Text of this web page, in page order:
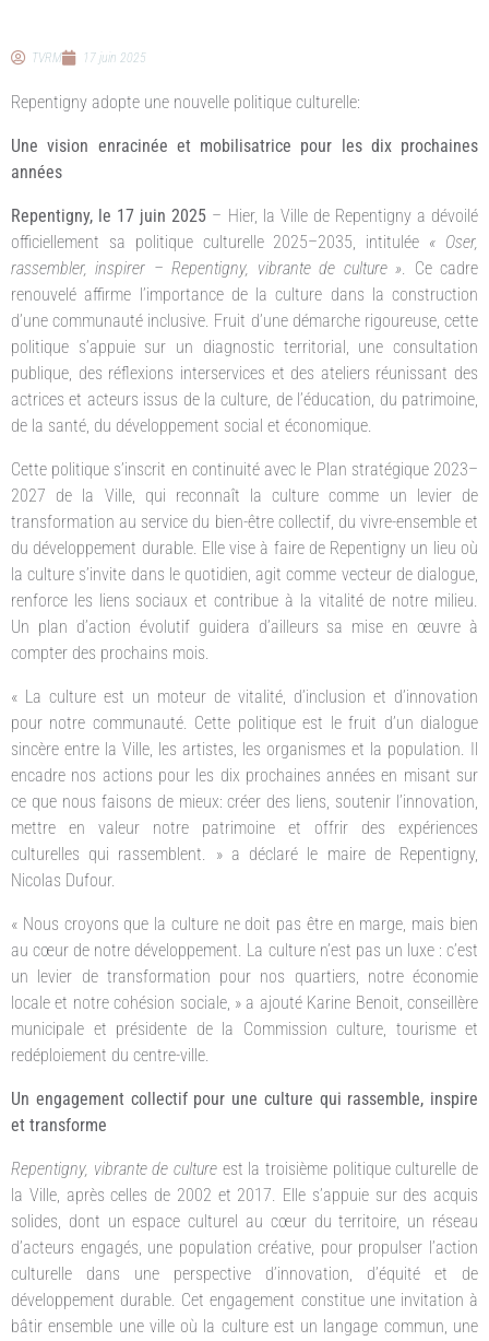
TVRM 17 juin 2025
Repentigny adopte une nouvelle politique culturelle:
Une vision enracinée et mobilisatrice pour les dix prochaines
années
Repentigny, le 17 juin 2025 – Hier, la Ville de Repentigny a dévoilé
officiellement sa politique culturelle 2025–2035, intitulée « Oser,
rassembler, inspirer – Repentigny, vibrante de culture ». Ce cadre
renouvelé affirme l’importance de la culture dans la construction
d’une communauté inclusive. Fruit d’une démarche rigoureuse, cette
politique s’appuie sur un diagnostic territorial, une consultation
publique, des réflexions interservices et des ateliers réunissant des
actrices et acteurs issus de la culture, de l’éducation, du patrimoine,
de la santé, du développement social et économique.
Cette politique s’inscrit en continuité avec le Plan stratégique 2023–
2027 de la Ville, qui reconnaît la culture comme un levier de
transformation au service du bien-être collectif, du vivre-ensemble et
du développement durable. Elle vise à faire de Repentigny un lieu où
la culture s’invite dans le quotidien, agit comme vecteur de dialogue,
renforce les liens sociaux et contribue à la vitalité de notre milieu.
Un plan d’action évolutif guidera d’ailleurs sa mise en œuvre à
compter des prochains mois.
« La culture est un moteur de vitalité, d’inclusion et d’innovation
pour notre communauté. Cette politique est le fruit d’un dialogue
sincère entre la Ville, les artistes, les organismes et la population. Il
encadre nos actions pour les dix prochaines années en misant sur
ce que nous faisons de mieux: créer des liens, soutenir l’innovation,
mettre en valeur notre patrimoine et offrir des expériences
culturelles qui rassemblent. » a déclaré le maire de Repentigny,
Nicolas Dufour.
« Nous croyons que la culture ne doit pas être en marge, mais bien
au cœur de notre développement. La culture n’est pas un luxe : c’est
un levier de transformation pour nos quartiers, notre économie
locale et notre cohésion sociale, » a ajouté Karine Benoit, conseillère
municipale et présidente de la Commission culture, tourisme et
redéploiement du centre-ville.
Un engagement collectif pour une culture qui rassemble, inspire
et transforme
Repentigny, vibrante de culture est la troisième politique culturelle de
la Ville, après celles de 2002 et 2017. Elle s’appuie sur des acquis
solides, dont un espace culturel au cœur du territoire, un réseau
d’acteurs engagés, une population créative, pour propulser l’action
culturelle dans une perspective d’innovation, d’équité et de
développement durable. Cet engagement constitue une invitation à
bâtir ensemble une ville où la culture est un langage commun, une